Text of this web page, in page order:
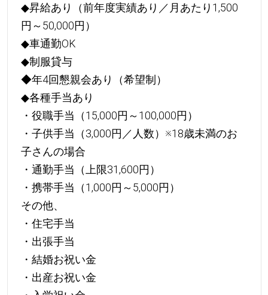
◆昇給あり（前年度実績あり／月あたり1,500
円～50,000円）
◆車通勤OK
◆制服貸与
◆年4回懇親会あり（希望制）
◆各種手当あり
・役職手当（15,000円～100,000円）
・子供手当（3,000円／人数）※18歳未満のお
子さんの場合
・通勤手当（上限31,600円）
・携帯手当（1,000円～5,000円）
その他、
・住宅手当
・出張手当
・結婚お祝い金
・出産お祝い金